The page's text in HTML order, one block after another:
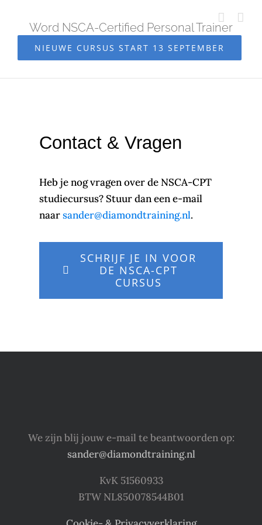
inhoud
Word NSCA-Certified Personal Trainer
NIEUWE CURSUS START 13 SEPTEMBER
Contact & Vragen
Heb je nog vragen over de NSCA-CPT
studiecursus? Stuur dan een e-mail
naarsander@diamondtraining.nl.
SCHRIJF JE IN VOOR
DE NSCA-CPT
CURSUS
We zijn blij jouw e-mail te beantwoorden op:
sander@diamondtraining.nl
KvK 51560933
BTW NL850078544B01